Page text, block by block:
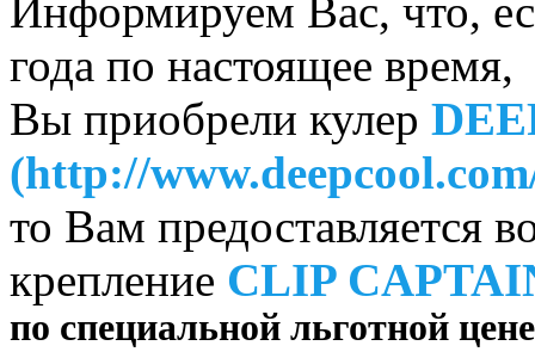
Информируем Вас, что,
года по настоящее время,
Вы приобрели кулер
(http://
то Вам предоставляется
крепление CLIP
по специальной льготной